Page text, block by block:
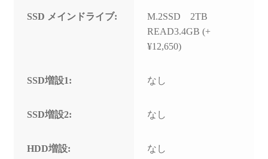
SSD メインドライブ:
M.2SSD 2TB
READ3.4GB (+
¥12,650)
SSD増設1: なし
SSD増設2: なし
HDD増設: なし